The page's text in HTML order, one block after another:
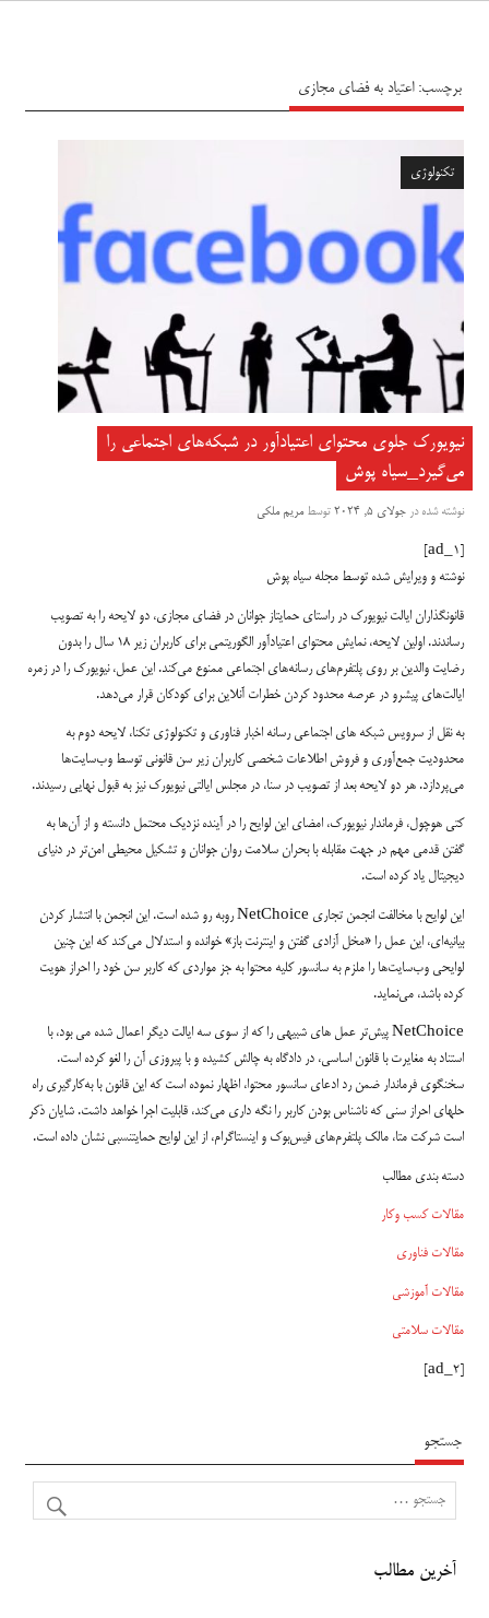
برچسب:اعتیاد به فضای مجازی
تکنولوژی
نیویورک جلوی محتوای اعتیادآور در شبکه‌های اجتماعی را
می‌گیرد_سیاه پوش
نوشته شده در جولای 5, 2024 توسطمریم ملکی
نوشته و ویرایش شده توسط مجله سیاه پوش
قانونگذاران ایالت نیویورک در راستای حمایتاز جوانان در فضای مجازی، دو لایحه را به تصویب
رساندند. اولین لایحه، نمایش محتوای اعتیادآور الگوریتمی برای کاربران زیر ۱۸ سال را بدون
رضایت والدین بر روی پلتفرم‌های رسانه‌های اجتماعی ممنوع می‌کند. این عمل، نیویورک را در زمره
ایالت‌های پیشرو در عرصه محدود کردن خطرات آنلاین برای کودکان قرار می‌دهد.
به نقل از سرویس شبکه های اجتماعی رسانه اخبار فناوری و تکنولوژی تکنا، لایحه دوم به
محدودیت جمع‌آوری و فروش اطلاعات شخصی کاربران زیر سن قانونی توسط وب‌سایت‌ها
می‌پردازد. هر دو لایحه بعد از تصویب در سنا، در مجلس ایالتی نیویورک نیز به قبول نهایی رسیدند.
کتی هوچول، فرماندار نیویورک، امضای این لوایح را در آینده نزدیک محتمل دانسته و از آن‌ها به
گفتن قدمی مهم در جهت مقابله با بحران سلامت روان جوانان و تشکیل محیطی امن‌تر در دنیای
دیجیتال یاد کرده است.
این لوایح با مخالفت انجمن تجاری NetChoice روبه رو شده است. این انجمن با انتشار کردن
بیانیه‌ای، این عمل را «مخل آزادی گفتن و اینترنت باز» خوانده و استدلال می‌کند که این چنین
لوایحی وب‌سایت‌ها را ملزم به سانسور کلیه محتوا به جز مواردی که کاربر سن خود را احراز هویت
کرده باشد، می‌نماید.
NetChoice پیش‌تر عمل های شبیهی را که از سوی سه ایالت دیگر اعمال شده می بود، با
استناد به مغایرت با قانون اساسی، در دادگاه به چالش کشیده و با پیروزی آن را لغو کرده است.
سخنگوی فرماندار ضمن رد ادعای سانسور محتوا، اظهار نموده است که این قانون با به‌کارگیری راه
حلهای احراز سنی که ناشناس بودن کاربر را نگه داری می‌کند، قابلیت اجرا خواهد داشت. شایان ذکر
است شرکت متا، مالک پلتفرم‌های فیس‌بوک و اینستاگرام، از این لوایح حمایتنسبی نشان داده است.
دسته بندی مطالب
مقالات کسب وکار
مقالات فناوری
مقالات آموزشی
مقالات سلامتی
[ad_2]
جستجو
آخرین مطالب